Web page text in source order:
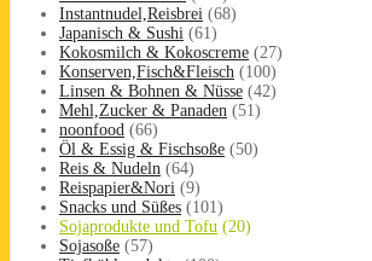
Instantnudel,Reisbrei (68)
Japanisch & Sushi (61)
Kokosmilch & Kokoscreme (27)
Konserven,Fisch&Fleisch (100)
Linsen & Bohnen & Nüsse (42)
Mehl,Zucker & Panaden (51)
noonfood (66)
Öl & Essig & Fischsoße (50)
Reis & Nudeln (64)
Reispapier&Nori (9)
Snacks und Süßes (101)
Sojaprodukte und Tofu (20)
Sojasoße (57)